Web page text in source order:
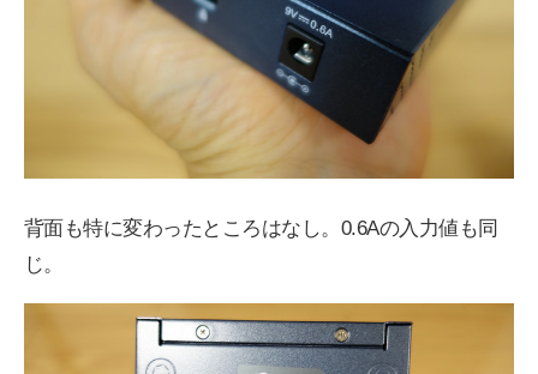
背面も特に変わったところはなし。0.6Aの入力値も同
じ。